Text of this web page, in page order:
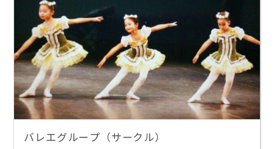
バレエグループ（サークル）